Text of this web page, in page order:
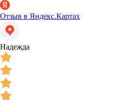
Отзыв в Яндекс.Картах
Надежда